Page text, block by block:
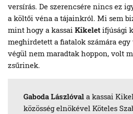
versírás. De szerencsére nincs ez
a költői véna a tájainkról. Mi sem
mint hogy a kassai Kikelet ifjúsági
meghirdetett a fiatalok számára
végül nem maradtak hoppon, volt
zsűrinek.
Gaboda Lászlóval a kassai
közösség elnökével Köteles